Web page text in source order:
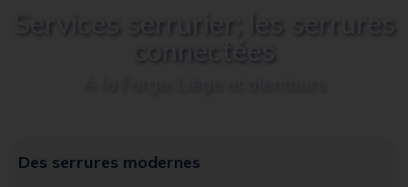
Services serrurier; les serrures
connectées
Des serrures modernes